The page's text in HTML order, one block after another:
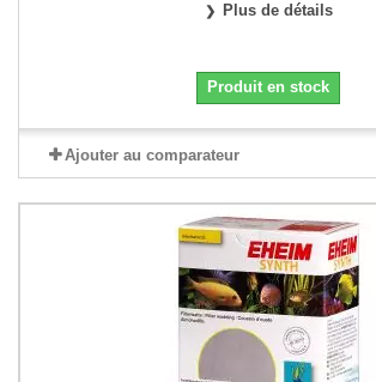
Plus de détails
Produit en stock
Ajouter au comparateur